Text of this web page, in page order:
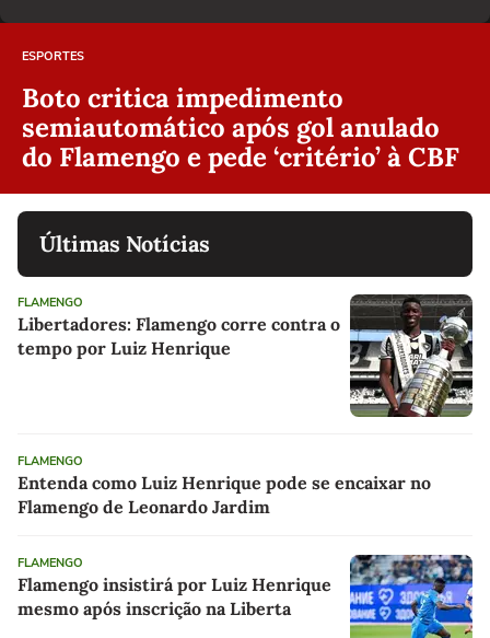
ESPORTES
Boto critica impedimento
semiautomático após gol anulado
do Flamengo e pede ‘critério’ à CBF
Últimas Notícias
FLAMENGO
Libertadores: Flamengo corre contra o
tempo por Luiz Henrique
FLAMENGO
Entenda como Luiz Henrique pode se encaixar no
Flamengo de Leonardo Jardim
FLAMENGO
Flamengo insistirá por Luiz Henrique
mesmo após inscrição na Liberta